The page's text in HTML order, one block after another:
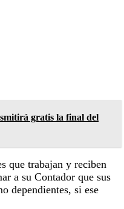
gratis la final del
que trabajan y reciben
a su Contador que sus
dependientes, si ese